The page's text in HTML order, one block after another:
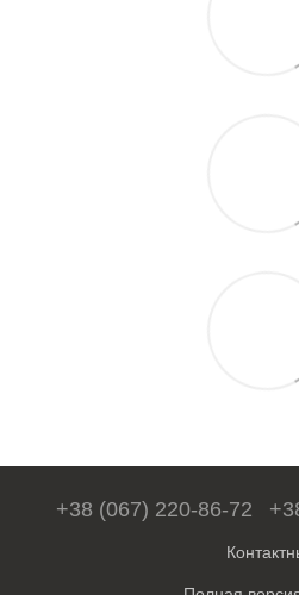
+38 (067) 220-86-72